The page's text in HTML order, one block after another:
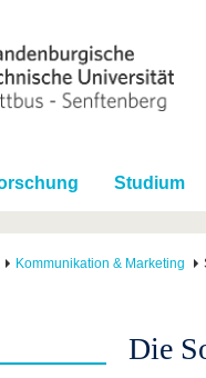
Studium
Kommunikation & Marketing
Die